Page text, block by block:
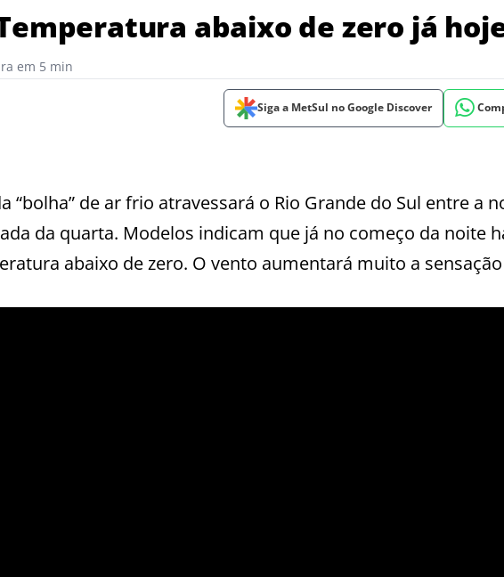
abaixo de zero já
em 5 min
Siga a MetSul no Google Discover
“bolha” de ar frio atravessará o Rio Grande do Sul entre a
da quarta. Modelos indicam que já no começo da noite
abaixo de zero. O vento aumentará muito a